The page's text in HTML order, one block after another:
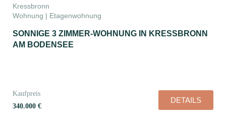
Kressbronn
Wohnung | Etagenwohnung
SONNIGE 3 ZIMMER-WOHNUNG IN KRESSBRONN
AM BODENSEE
Kaufpreis
340.000 €
DETAILS